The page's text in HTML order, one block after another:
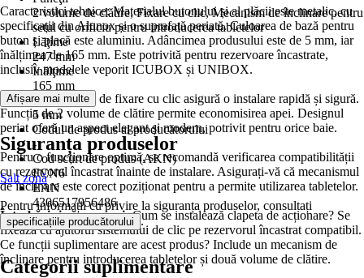
2 volume de clătire, Fixare cu clic, Mecanism de înclinare pentru
setul cu orificiu pentru introducerea tabletelor
Lăţime
247 mm
Înălţime
165 mm
Adâncime
5 mm
Codul de produs al producătorului
-
Cod scurt de produs (AKN)
FCN6
EAN
4306517956486
Caracteristici tehnice: Materialul butonului și al plăcii este metalic, cu
specificații din Alunox și o suprafață periată. Culoarea de bază pentru
buton și placă este aluminiu. Adâncimea produsului este de 5 mm, iar
înălțimea de 165 mm. Este potrivită pentru rezervoare încastrate,
inclusiv modelele veporit ICUBOX și UNIBOX.
Avantaje: Sistemul de fixare cu clic asigură o instalare rapidă și sigură.
Funcția de 2 volume de clătire permite economisirea apei. Designul
periat oferă un aspect elegant și modern, potrivit pentru orice baie.
Pentru o funcționare optimă, se recomandă verificarea compatibilității
cu rezervorul încastrat înainte de instalare. Asigurați-vă că mecanismul
de înclinare este corect poziționat pentru a permite utilizarea tabletelor.
Întrebări și răspunsuri:Cum se instalează clapeta de acționare? Se
fixează cu ajutorul sistemului de clic pe rezervorul încastrat compatibil.
Ce funcții suplimentare are acest produs? Include un mecanism de
înclinare pentru introducerea tabletelor și două volume de clătire.
Afișare mai multe
Siguranța produselor
Salt zonă
Pentru informații cu privire la siguranța produselor, consultați
specificațiile producătorului .
Categorii suplimentare